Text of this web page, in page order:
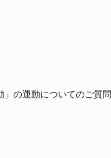
の運動についてのご質